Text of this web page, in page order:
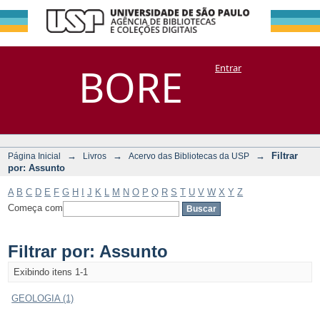
BORE
Filtrar por:
Assunto
DSpace/Manakin + CoriscoEntrar
Página Inicial → Livros → Acervo das Bibliotecas da USP →
Filtrar
por: Assunto
A B C D E F G H J K M N O P Q R S T U V W X Y Z
Começa com
Filtrar por: Assunto
Exibindo itens 1-1
GEOLOGIA (1)